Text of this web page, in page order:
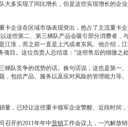
多实现了同比增长，但是这些实现增长的企业
企业在区域市场表现突出，抢占了主流重卡企
这些第二、第三梯队产品会吸引部分消费者
江淮 ，而之前一直是上汽或者东风。他介绍，
项目。这位负责人总结道：“这些售后的细微
队竞争的优势的话。换句话说，这也是第一、
，包括产品、服务以及应对风险的管理能力等。
，已经让这些重卡领军企业警醒。近段时间，
召开的2011年年中营销工作会议上， 一汽解放